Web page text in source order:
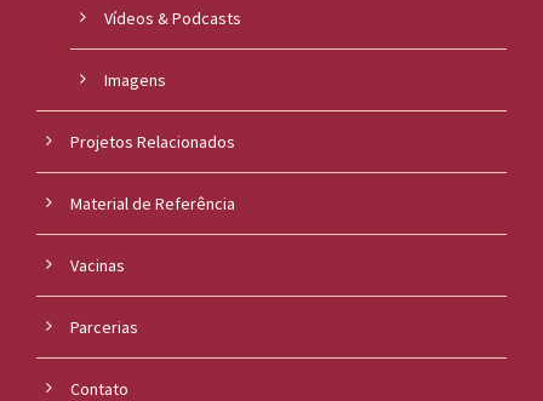
Vídeos & Podcasts
Imagens
Projetos Relacionados
Material de Referência
Vacinas
Parcerias
Contato